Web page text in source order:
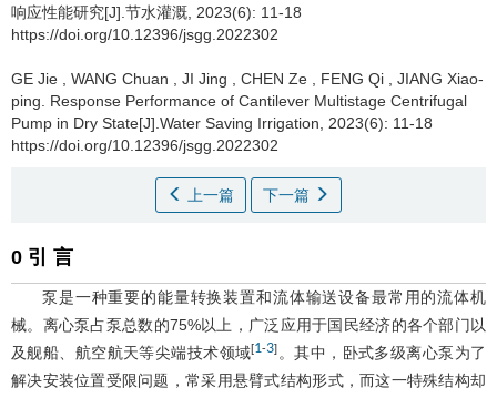
响应性能研究[J].节水灌溉, 2023(6): 11-18
https://doi.org/10.12396/jsgg.2022302
GE Jie WANG Chuan JI Jing CHEN Ze FENG Qi
JIANG Xiao-
ping
Response Performance of Cantilever Multistage Centrifugal
Pump in Dry State[J].Water Saving Irrigation, 2023(6): 11-18
https://doi.org/10.12396/jsgg.2022302
上一篇 下一篇
0 引 言
泵是一种重要的能量转换装置和流体输送设备最常用的流体机
械。离心泵占泵总数的75%以上，广泛应用于国民经济的各个部门以
及舰船、航空航天等尖端技术领域[1-3] 。其中，卧式多级离心泵为了
解决安装位置受限问题，常采用悬臂式结构形式，而这一特殊结构却